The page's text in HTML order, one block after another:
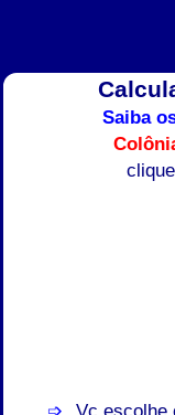
Saiba
Vc escolhe